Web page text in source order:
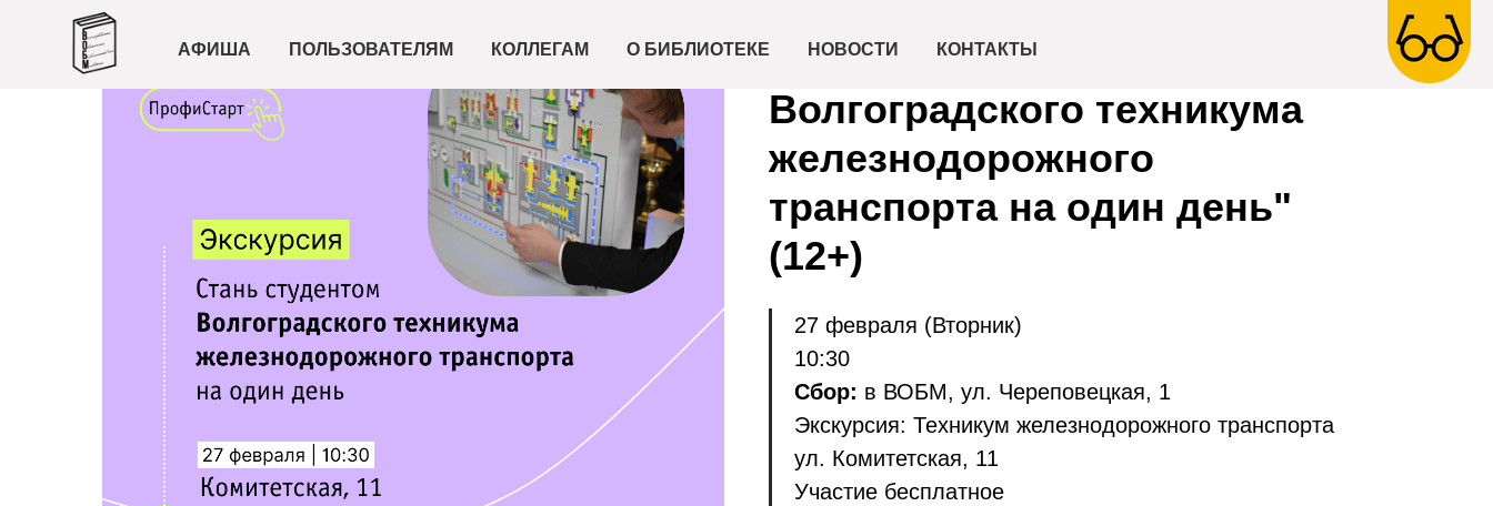
АФИША ПОЛЬЗОВАТЕЛЯМ КОЛЛЕГАМ О БИБЛИОТЕКЕ НОВОСТИ КОНТАКТЫ
Экскурсия "Стань студентом
Волгоградского техникума
железнодорожного
транспорта на один день"
(12+)
27 февраля (Вторник)
10:30
Сбор: в ВОБМ, ул. Череповецкая, 1
Экскурсия: Техникум железнодорожного транспорта
ул. Комитетская, 11
Участие бесплатное